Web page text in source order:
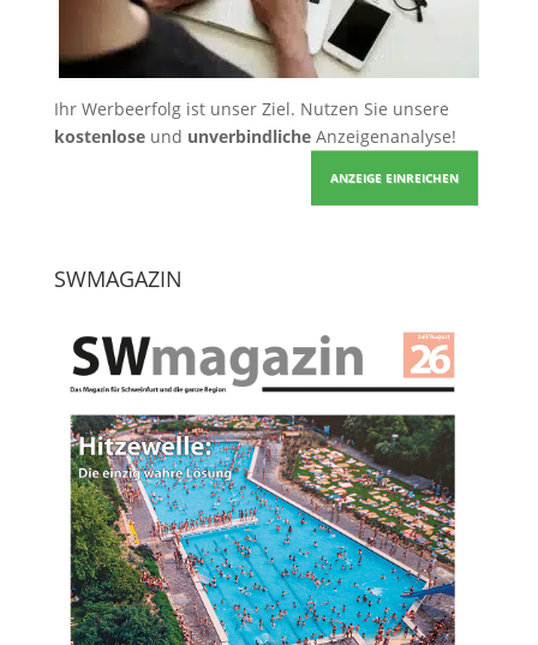
Ihr Werbeerfolg ist unser Ziel. Nutzen Sie unsere
kostenloseund unverbindlicheAnzeigenanalyse!
ANZEIGE EINREICHEN
SWMAGAZIN